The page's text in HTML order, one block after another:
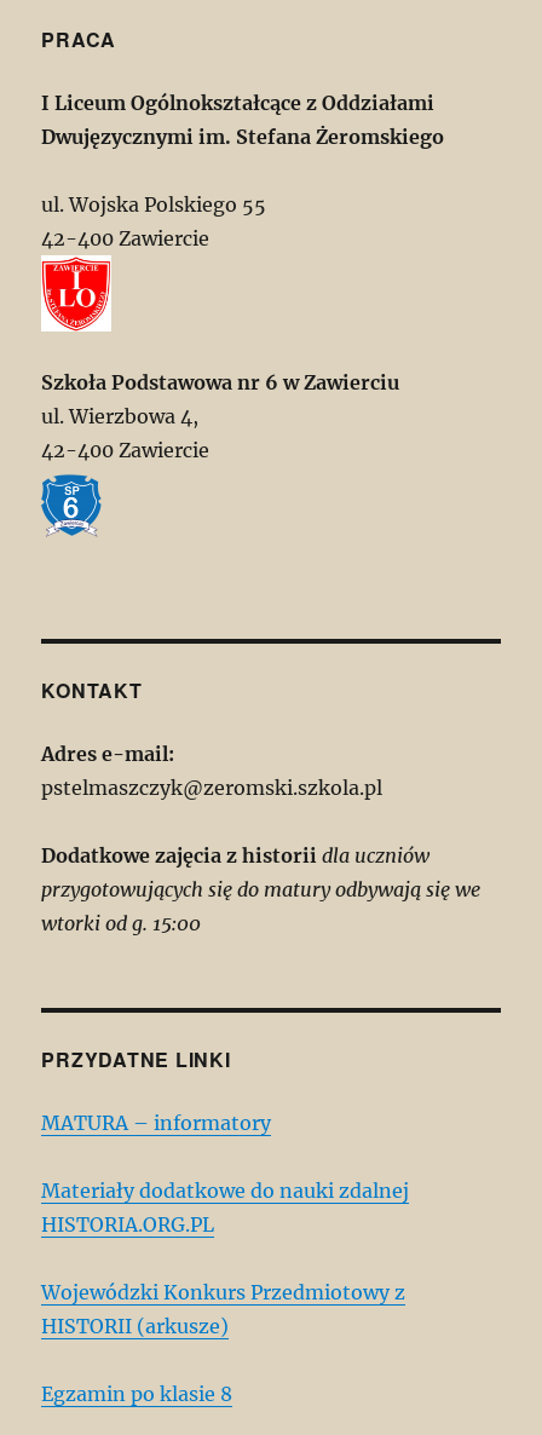
PRACA
I Liceum Ogólnokształcące z Oddziałami
Dwujęzycznymi im. Stefana Żeromskiego
ul. Wojska Polskiego 55
42-400 Zawiercie
Szkoła Podstawowa nr 6 w Zawierciu
ul. Wierzbowa 4,
42-400 Zawiercie
KONTAKT
Adres e-mail:
pstelmaszczyk@zeromski.szkola.pl
Dodatkowe zajęcia z historii dla uczniów
przygotowujących się do matury odbywają się we
wtorki od g. 15:00
PRZYDATNE LINKI
MATURA – informatory
Materiały dodatkowe do nauki zdalnej
HISTORIA.ORG.PL
Wojewódzki Konkurs Przedmiotowy z
HISTORII (arkusze)
Egzamin po klasie 8